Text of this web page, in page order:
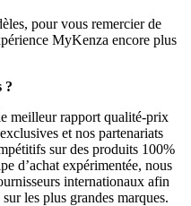
pour vous remercier de
MyKenza encore plus
?
meilleur rapport qualité-prix
et nos partenariats
sur des produits 100%
d’achat expérimentée, nous
internationaux afin
les plus grandes marques.